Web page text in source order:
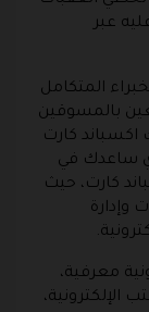
عبر
المتكامل
بالمسوقين
كارت
ساعدك في
كارت، حيث
وإدارة
معرفية،
الإلكترونية،